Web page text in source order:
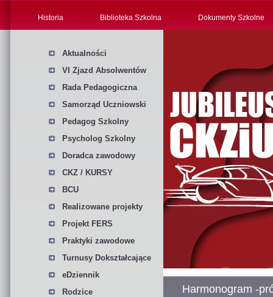
Historia Biblioteka Szkolna Dokumenty Szkolne
Aktualności
VI Zjazd Absolwentów
Rada Pedagogiczna
Samorząd Uczniowski
Pedagog Szkolny
Psycholog Szkolny
Doradca zawodowy
CKZ / KURSY
BCU
Realizowane projekty
Projekt FERS
Praktyki zawodowe
Turnusy Dokształcające
eDziennik
Rodzice
Harmonogram -